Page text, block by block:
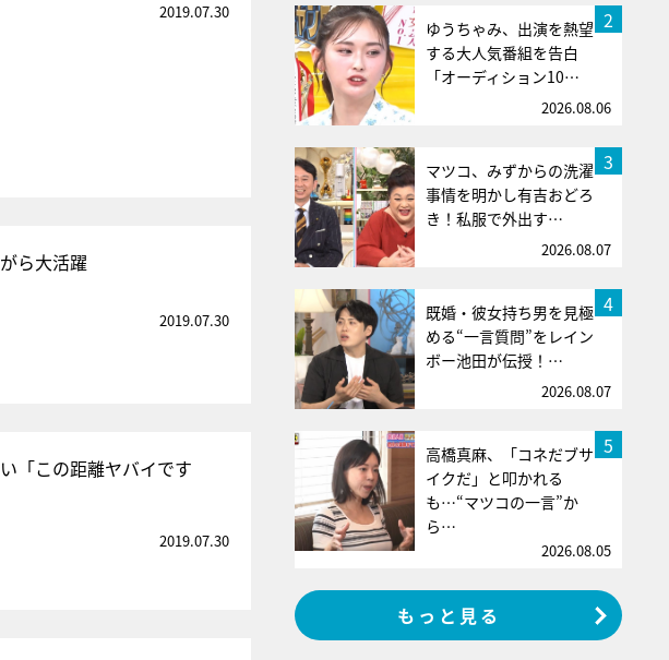
2019.07.30
ら大活躍
2019.07.30
「この距離ヤバイです
2019.07.30
2
ゆうちゃみ、出演を熱望
する大人気番組を告白
「オーディション10…
2026.08.06
3
マツコ、みずからの洗濯
事情を明かし有吉おどろ
き！私服で外出す…
2026.08.07
4
既婚・彼女持ち男を見極
める“一言質問”をレイン
ボー池田が伝授！…
2026.08.07
5
高橋真麻、「コネだブサ
イクだ」と叩かれる
も…“マツコの一言”か
ら…
2026.08.05
もっと見る